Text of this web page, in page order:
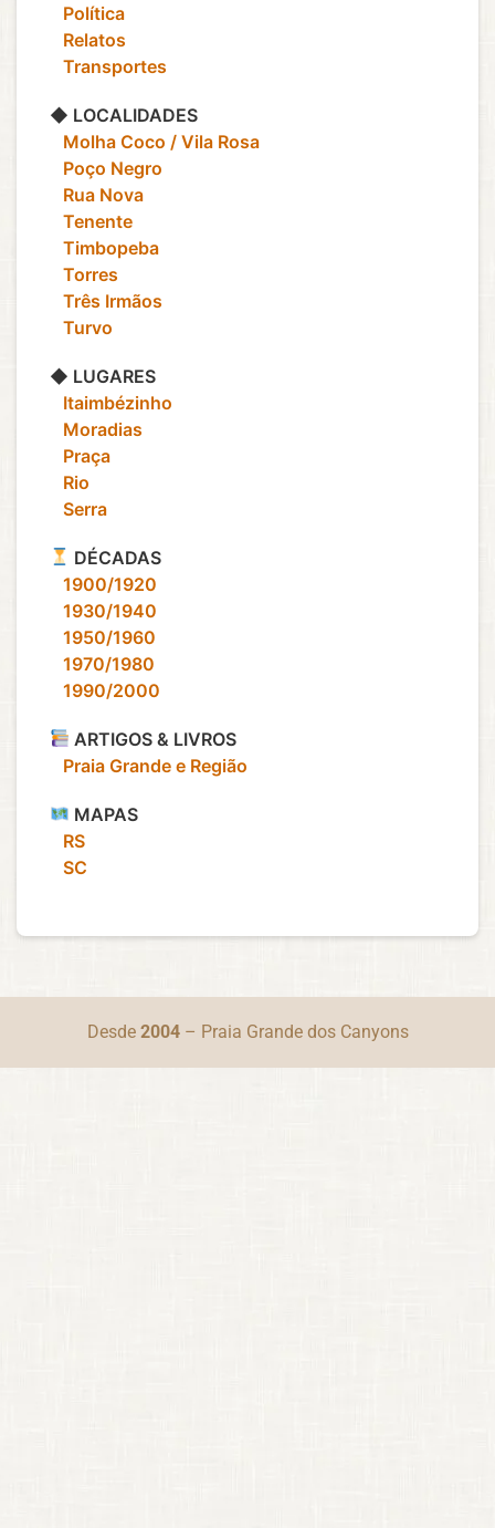
‎ ‎ ‎ Política
‎ ‎ ‎ Relatos
‎ ‎ ‎ Transportes
◆ LOCALIDADES
‎ ‎ ‎ Molha Coco / Vila Rosa
‎ ‎ ‎ Poço Negro
‎ ‎ ‎ Rua Nova
‎ ‎ ‎ Tenente
‎ ‎ ‎ Timbopeba
‎ ‎ ‎ Torres
‎ ‎ ‎ Três Irmãos
‎ ‎ ‎ Turvo
◆ LUGARES
‎ ‎ ‎ Itaimbézinho
‎ ‎ ‎ Moradias
‎ ‎ ‎ Praça
‎ ‎ ‎ Rio
‎ ‎ ‎ Serra
DÉCADAS
‎ ‎ ‎ 1900/1920
‎ ‎ ‎ 1930/1940
‎ ‎ ‎ 1950/1960
‎ ‎ ‎ 1970/1980
‎ ‎ ‎ 1990/2000
ARTIGOS & LIVROS
‎ ‎ ‎ Praia Grande e Região
MAPAS
‎ ‎ ‎ RS
‎ ‎ ‎ SC
Desde 2004– Praia Grande dos Canyons